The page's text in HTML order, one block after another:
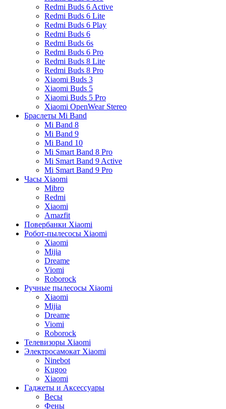
Redmi Buds 6 Active
Redmi Buds 6 Lite
Redmi Buds 6 Play
Redmi Buds 6
Redmi Buds 6s
Redmi Buds 6 Pro
Redmi Buds 8 Lite
Redmi Buds 8 Pro
Xiaomi Buds 3
Xiaomi Buds 5
Xiaomi Buds 5 Pro
Xiaomi OpenWear Stereo
Браслеты Mi Band
Mi Band 8
Mi Band 9
Mi Band 10
Mi Smart Band 8 Pro
Mi Smart Band 9 Active
Mi Smart Band 9 Pro
Часы Xiaomi
Mibro
Redmi
Xiaomi
Amazfit
Повербанки Xiaomi
Робот-пылесосы Xiaomi
Xiaomi
Mijia
Dreame
Viomi
Roborock
Ручные пылесосы Xiaomi
Xiaomi
Mijia
Dreame
Viomi
Roborock
Телевизоры Xiaomi
Электросамокат Xiaomi
Ninebot
Kugoo
Xiaomi
Гаджеты и Аксессуары
Весы
Фены